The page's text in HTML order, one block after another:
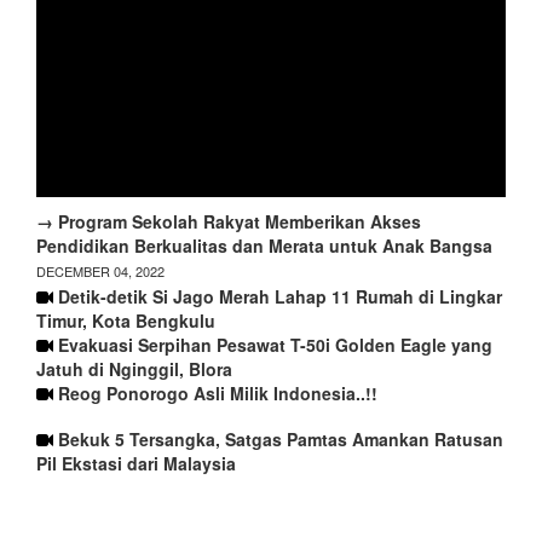
→ Program Sekolah Rakyat Memberikan Akses
Pendidikan Berkualitas dan Merata untuk Anak Bangsa
DECEMBER 04, 2022
Detik-detik Si Jago Merah Lahap 11 Rumah di Lingkar
Timur, Kota Bengkulu
Evakuasi Serpihan Pesawat T-50i Golden Eagle yang
Jatuh di Nginggil, Blora
Reog Ponorogo Asli Milik Indonesia..!!
Bekuk 5 Tersangka, Satgas Pamtas Amankan Ratusan
Pil Ekstasi dari Malaysia